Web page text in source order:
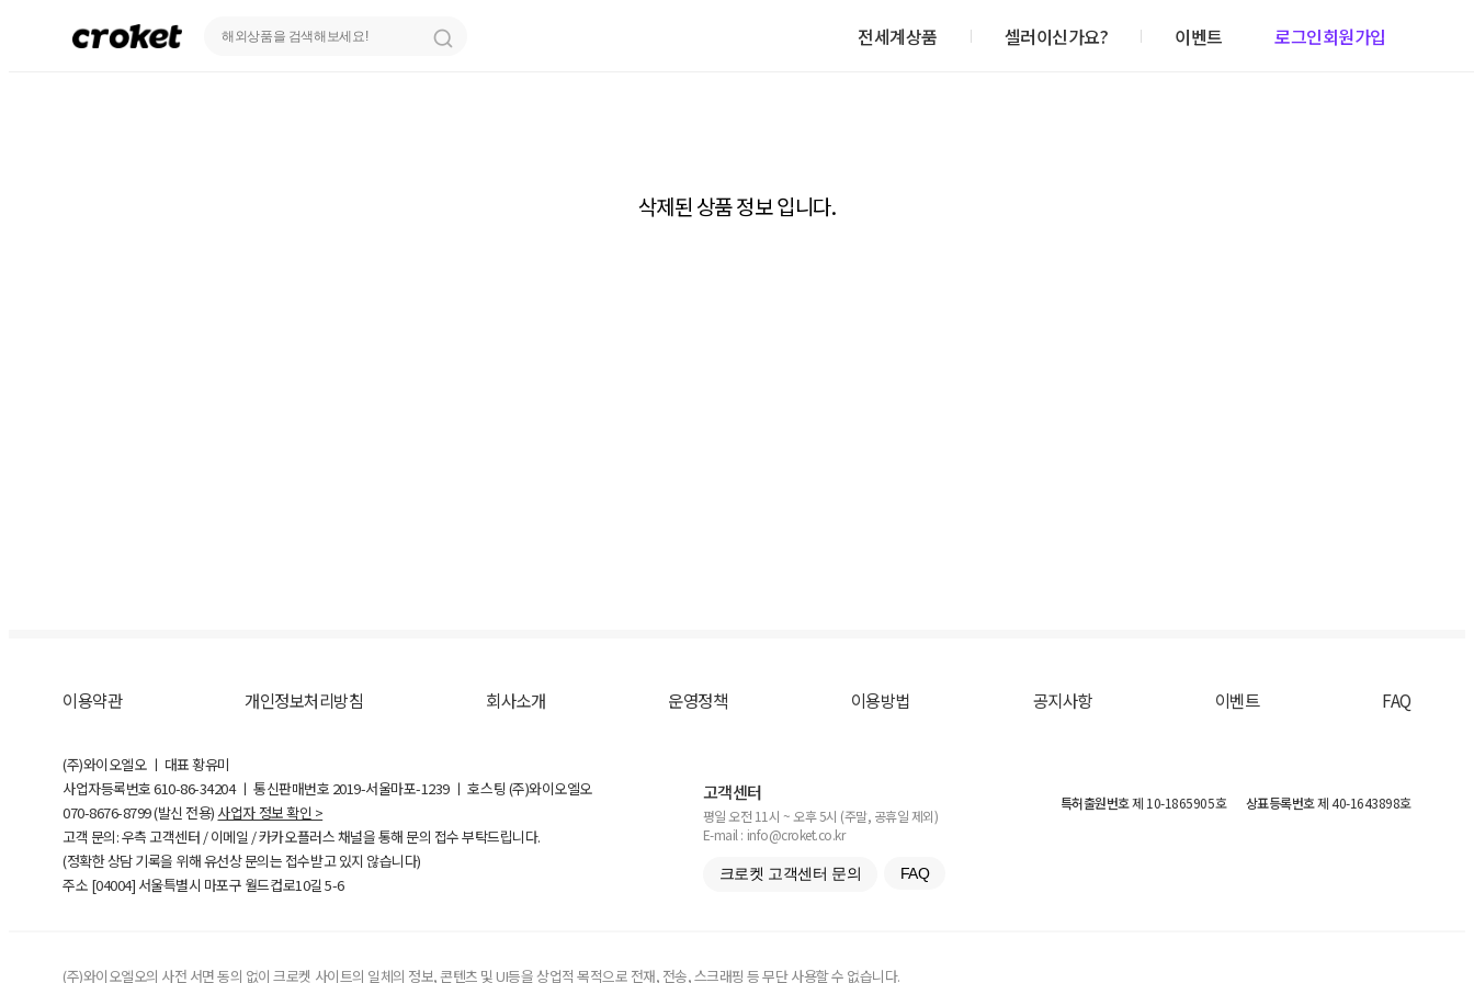
전세계상품 셀러이신가요? 이벤트 로그인회원가입
삭제된 상품 정보 입니다.
이용약관 개인정보처리방침 회사소개 운영정책 이용방법 공지사항 이벤트 FAQ
(주)와이오엘오 ㅣ 대표 황유미
사업자등록번호610-86-34204ㅣ 통신판매번호 2019-서울마포-1239 ㅣ 호스팅 (주)와이오엘오
070-8676-8799 (발신 전용) 사업자 정보 확인 >
고객 문의: 우측 고객센터 / 이메일 / 카카오플러스 채널을 통해 문의 접수 부탁드립니다.
(정확한 상담 기록을 위해 유선상 문의는 접수받고 있지 않습니다)
주소 [04004] 서울특별시 마포구 월드컵로10길5-6
고객센터
평일 오전 11시 ~ 오후 5시 (주말, 공휴일 제외)
E-mail : info@croket.co.kr
크로켓 고객센터 문의 FAQ
특허출원번호제 10-1865905호 상표등록번호제 40-1643898호
(주)와이오엘오의 사전 서면 동의 없이 크로켓 사이트의 일체의 정보, 콘텐츠 및 UI등을 상업적 목적으로 전재, 전송, 스크래핑 등 무단 사용할 수 없습니다.